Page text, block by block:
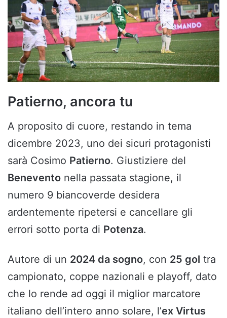
Patierno, ancora tu
A proposito di cuore, restando in tema
dicembre 2023, uno dei sicuri protagonisti
sarà Cosimo Patierno. Giustiziere del
Benevento nella passata stagione, il
numero 9 biancoverde desidera
ardentemente ripetersi e cancellare gli
errori sotto porta di Potenza.
Autore di un 2024 da sogno, con 25 gol tra
campionato, coppe nazionali e playoff, dato
che lo rende ad oggi il miglior marcatore
italiano dell’intero anno solare, l’ex Virtus